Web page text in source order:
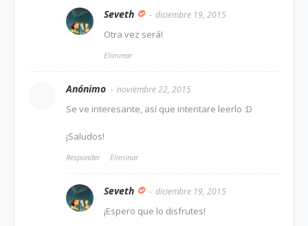
Seveth diciembre 19, 2015
Otra vez será!
Eliminar
Anónimo noviembre 22, 2015
Se ve interesante, así que intentare leerlo :D
¡Saludos!
Responder Eliminar
Seveth diciembre 19, 2015
¡Espero que lo disfrutes!